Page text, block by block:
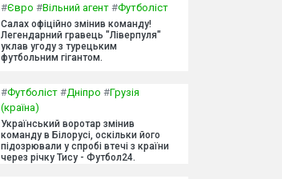
#Євро #Вільний агент #Футболіст
Салах офіційно змінив команду!
Легендарний гравець "Ліверпуля"
уклав угоду з турецьким
футбольним гігантом.
#Футболіст #Дніпро #Грузія
(країна)
Український воротар змінив
команду в Білорусі, оскільки його
підозрювали у спробі втечі з країни
через річку Тису - Футбол24.